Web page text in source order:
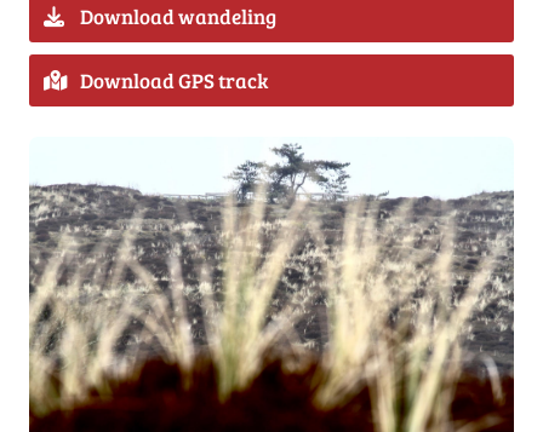
Download wandeling
Download GPS track